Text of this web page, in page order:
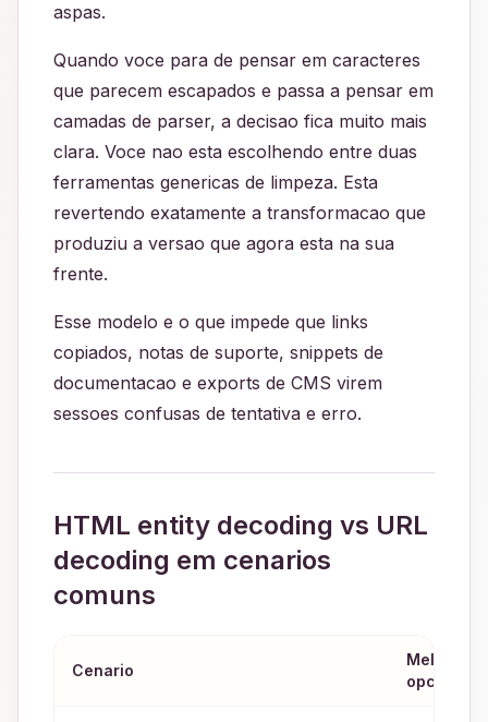
aspas.
Quando voce para de pensar em caracteres
que parecem escapados e passa a pensar em
camadas de parser, a decisao fica muito mais
clara. Voce nao esta escolhendo entre duas
ferramentas genericas de limpeza. Esta
revertendo exatamente a transformacao que
produziu a versao que agora esta na sua
frente.
Esse modelo e o que impede que links
copiados, notas de suporte, snippets de
documentacao e exports de CMS virem
sessoes confusas de tentativa e erro.
HTML entity decoding vs URL
decoding em cenarios
comuns
Cenario
Melhor
opcao